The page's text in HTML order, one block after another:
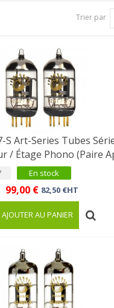
Trier par
S Art-Series Tubes
/ Étage Phono (Paire
En stock
99,00 € 82,50 €HT
AJOUTER AU PANIER